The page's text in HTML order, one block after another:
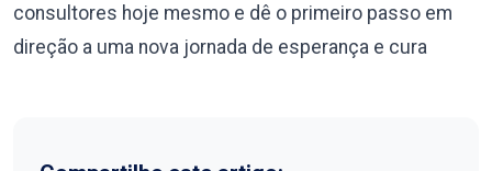
consultores hoje mesmo e dê o primeiro passo em
direção a uma nova jornada de esperança e cura